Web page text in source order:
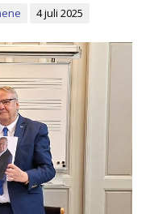
4 juli 2025